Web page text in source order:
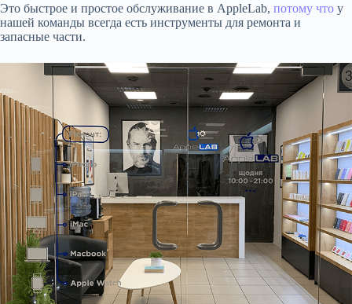
Это быстрое и простое обслуживание в AppleLab, потому что у
нашей команды всегда есть инструменты для ремонта и
запасные части.